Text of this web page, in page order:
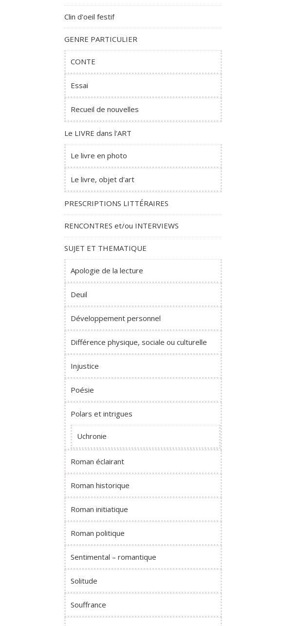
Clin d'oeil festif
GENRE PARTICULIER
CONTE
Essai
Recueil de nouvelles
Le LIVRE dans l'ART
Le livre en photo
Le livre, objet d'art
PRESCRIPTIONS LITTÉRAIRES
RENCONTRES et/ou INTERVIEWS
SUJET ET THEMATIQUE
Apologie de la lecture
Deuil
Développement personnel
Différence physique, sociale ou culturelle
Injustice
Poésie
Polars et intrigues
Uchronie
Roman éclairant
Roman historique
Roman initiatique
Roman politique
Sentimental – romantique
Solitude
Souffrance